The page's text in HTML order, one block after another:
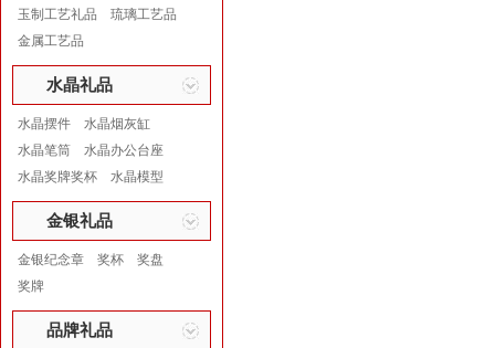
玉制工艺礼品
琉璃工艺品
金属工艺品
水晶礼品
水晶摆件
水晶烟灰缸
水晶笔筒
水晶办公台座
水晶奖牌奖杯
水晶模型
金银礼品
金银纪念章 奖杯
奖盘
奖牌
品牌礼品